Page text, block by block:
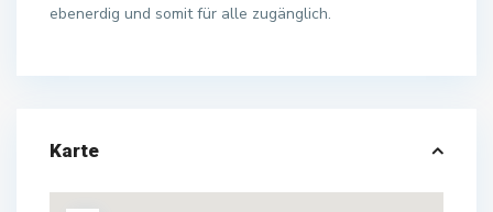
ebenerdig und somit für alle zugänglich.
Karte